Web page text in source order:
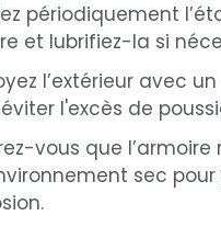
périodiquement
et lubrifiez-la si
l’extérieur avec
l'excès de
vous que l’armoire
sec pour